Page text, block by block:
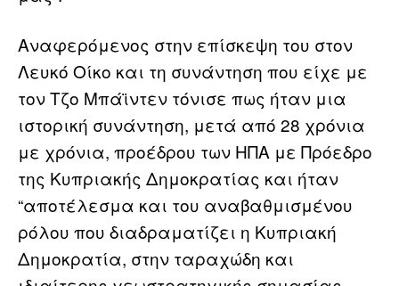
Αναφερόμενος στην επίσκεψη του στον
Λευκό Οίκο και τη συνάντηση που είχε με
τον Τζο Μπάϊντεν τόνισε πως ήταν μια
ιστορική συνάντηση, μετά από 28 χρόνια
με χρόνια, προέδρου των ΗΠΑ με Πρόεδρο
της Κυπριακής Δημοκρατίας και ήταν
“αποτέλεσμα και του αναβαθμισμένου
ρόλου που διαδραματίζει η Κυπριακή
Δημοκρατία, στην ταραχώδη και